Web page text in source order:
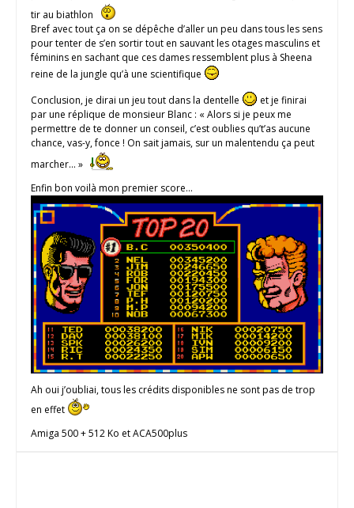
tir au biathlon
Bref avec tout ça on se dépêche d’aller un peu dans tous les sens
pour tenter de s’en sortir tout en sauvant les otages masculins et
féminins en sachant que ces dames ressemblent plus à Sheena
reine de la jungle qu’à une scientifique
Conclusion, je dirai un jeu tout dans la dentelle
et je finirai
par une réplique de monsieur Blanc : « Alors si je peux me
permettre de te donner un conseil, c’est oublies qu’t’as aucune
chance, vas-y, fonce ! On sait jamais, sur un malentendu ça peut
marcher… »
Enfin bon voilà mon premier score…
Ah oui j’oubliai, tous les crédits disponibles ne sont pas de trop
en effet
Amiga 500 + 512 Ko et ACA500plus